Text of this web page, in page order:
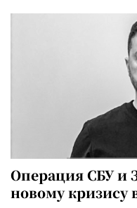
Операция СБУ и
новому кризису